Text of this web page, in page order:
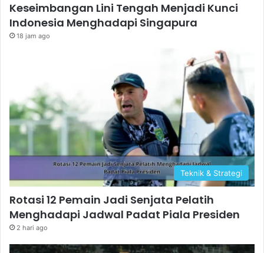
Keseimbangan Lini Tengah Menjadi Kunci
Indonesia Menghadapi Singapura
18 jam ago
Teknik & Strategi
Rotasi 12 Pemain Jadi Senjata Pelatih
Menghadapi Jadwal Padat Piala Presiden
2 hari ago